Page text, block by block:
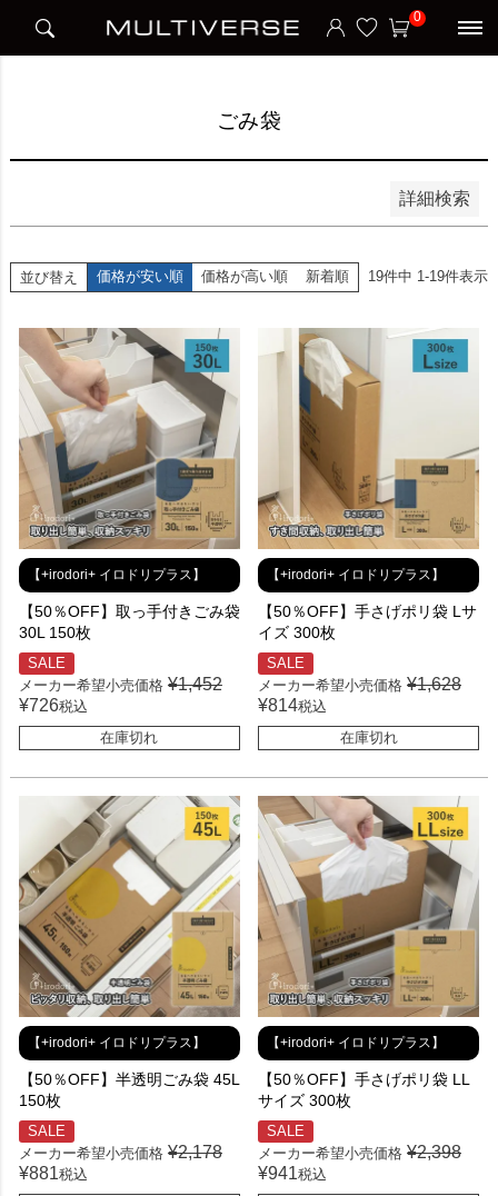
0
ごみ袋
詳細検索
並び順
新着順
並び替え 価格が安い順 価格が高い順 新着順 19件中 1-19件表示
【+irodori+ イロドリプラス】
【50％OFF】取っ手付きごみ袋
30L 150枚
SALE
メーカー希望小売価格 ¥1,452
¥726税込
在庫切れ
【+irodori+ イロドリプラス】
【50％OFF】手さげポリ袋 Lサ
イズ 300枚
SALE
メーカー希望小売価格 ¥1,628
¥814税込
在庫切れ
【+irodori+ イロドリプラス】
【50％OFF】半透明ごみ袋 45L
150枚
SALE
メーカー希望小売価格 ¥2,178
¥881税込
【+irodori+ イロドリプラス】
【50％OFF】手さげポリ袋 LL
サイズ 300枚
SALE
メーカー希望小売価格 ¥2,398
¥941税込